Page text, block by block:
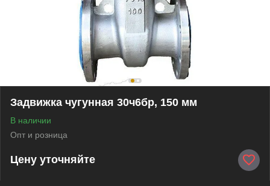
Задвижка чугунная 30ч6бр, 150 мм
В наличии
Опт и розница
Цену уточняйте